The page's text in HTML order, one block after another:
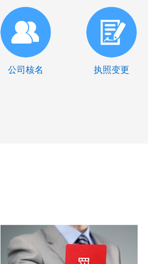
公司核名 执照变更